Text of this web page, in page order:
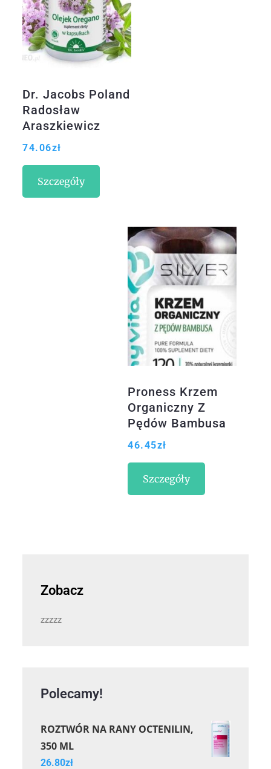
Dr. Jacobs Poland
Radosław
Araszkiewicz
Olejek Oregano
74.06zł
Szczegóły
Proness Krzem
Organiczny Z
Pędów Bambusa
300 Mg 120Kaps.
46.45zł
Szczegóły
Zobacz
zzzzz
Polecamy!
ROZTWÓR NA RANY OCTENILIN,
350 ML
26.80zł